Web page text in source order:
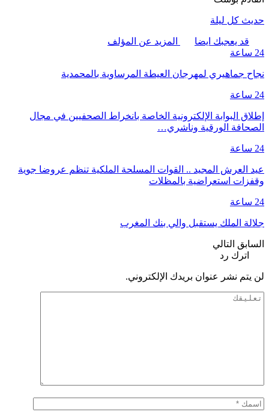
حديث كل ليلة
قد يعجبك ايضا
المزيد عن المؤلف
24 ساعة
نجاح جماهيري لمهرجان العيطة المرساوية بالمحمدية
24 ساعة
إطلاق البوابة الإلكترونية الخاصة بانخراط الصحفيين في مجال
الصحافة الورقية وناشري…
24 ساعة
عيد العرش المجيد .. القوات المسلحة الملكية تنظم عروضا جوية
وقفزات استعراضية بالمظلات
24 ساعة
جلالة الملك يستقبل والي بنك المغرب
السابق التالي
اترك رد
لن يتم نشر عنوان بريدك الإلكتروني.